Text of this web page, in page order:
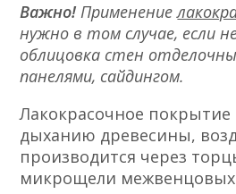
Важно!Применение
нужно в том случае, если
облицовка стен
панелями, сайдингом.
Лакокрасочное покрытие
дыханию древесины,
производится через
микрощели